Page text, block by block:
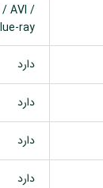
/ AVI /
ray
دارد
دارد
دارد
دارد